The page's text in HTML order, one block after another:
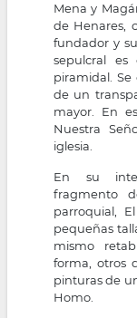
Mena y
de Henares,
fundador y
sepulcral es
piramidal.
de un
mayor. En
Nuestra
iglesia.
En su
fragmento
parroquial,
pequeñas
mismo
forma, otros
pinturas de
Homo.